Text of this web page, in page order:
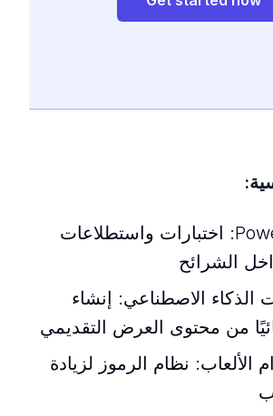
تكامل PowerPoint: اختبارات واستطلاعات
الشرائح
الذكاء الاصطناعي: إنشاء
من محتوى العرض التقديمي
الألعاب: نظام الرموز لزيادة